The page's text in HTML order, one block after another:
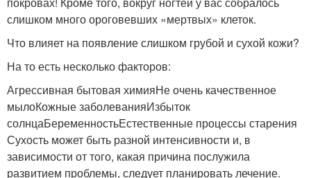
слишком много ороговевших «мертвых» клеток.
Что влияет на появление слишком грубой и сухой кожи?
На то есть несколько факторов:
Агрессивная бытовая химияНе очень качественное
мылоКожные заболеванияИзбыток
солнцаБеременностьЕстественные процессы старения
Сухость может быть разной интенсивности и, в
зависимости от того, какая причина послужила
развитием проблемы, следует планировать лечение.